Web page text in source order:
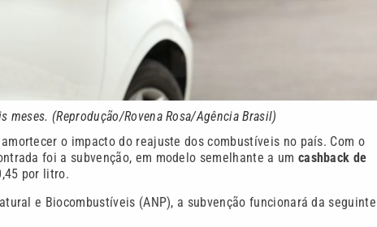
(Reprodução/Rovena Rosa/Agência Brasil)
o impacto do reajuste dos combustíveis no país. Com o
foi a subvenção, em modelo semelhante a um cashback de
por litro.
e Biocombustíveis (ANP), a subvenção funcionará da seguinte